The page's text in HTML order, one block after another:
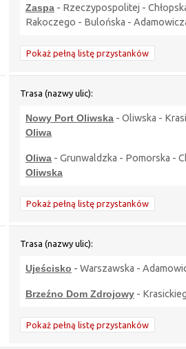
Zaspa - Rzeczypospolitej -
Rakoczego - Bulońska -
Pokaż pełną listę przystanków
Trasa (nazwy ulic):
Nowy Port Oliwska - Oliwska -
Oliwa
Oliwa - Grunwaldzka - Pomorska -
Oliwska
Pokaż pełną listę przystanków
Trasa (nazwy ulic):
Ujeścisko - Warszawska -
Brzeźno Dom Zdrojowy -
Pokaż pełną listę przystanków